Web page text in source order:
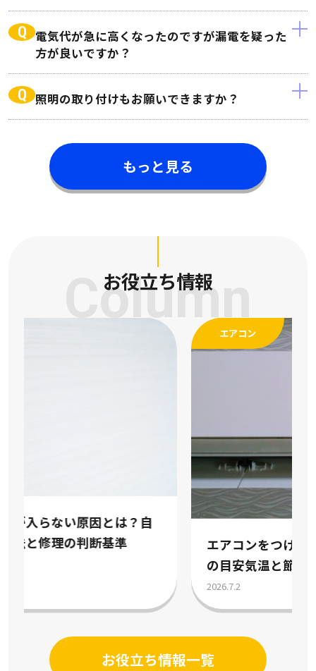
Q 電気代が急に高くなったのですが漏電を疑った
方が良いですか？
Q 照明の取り付けもお願いできますか？
もっと見る
Column
お役立ち情報
エアコンをつける時期はいつ？冷房暖房
お役立ち情報一覧